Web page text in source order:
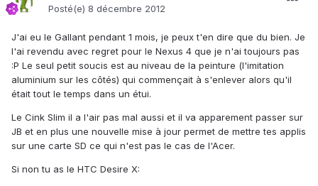
Posté(e) 8 décembre 2012
J'ai eu le Gallant pendant 1 mois, je peux t'en dire que du bien. Je
l'ai revendu avec regret pour le Nexus 4 que je n'ai toujours pas
:P Le seul petit soucis est au niveau de la peinture (l'imitation
aluminium sur les côtés) qui commençait à s'enlever alors qu'il
était tout le temps dans un étui.
Le Cink Slim il a l'air pas mal aussi et il va apparement passer sur
JB et en plus une nouvelle mise à jour permet de mettre tes applis
sur une carte SD ce qui n'est pas le cas de l'Acer.
Si non tu as le HTC Desire X: